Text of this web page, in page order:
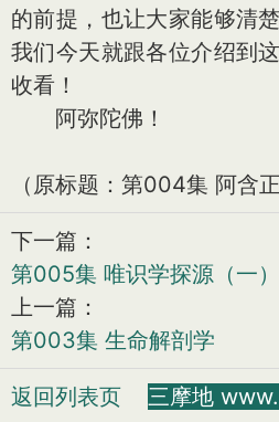
的前提，也让大家能够清
我们今天就跟各位介绍到
收看！
阿弥陀佛！
（原标题：第004集 阿含
下一篇：
第005集 唯识学探源（一）
上一篇：
第003集 生命解剖学
返回列表页 三摩地